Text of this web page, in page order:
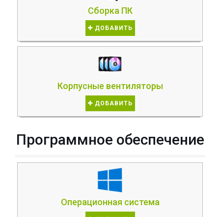
Сборка ПК
ДОБАВИТЬ
Корпусные вентиляторы
ДОБАВИТЬ
Программное обеспечение
Операционная система